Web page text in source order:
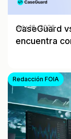
CaseGuard
encuentra
July 16, 2026
Redacción FOIA